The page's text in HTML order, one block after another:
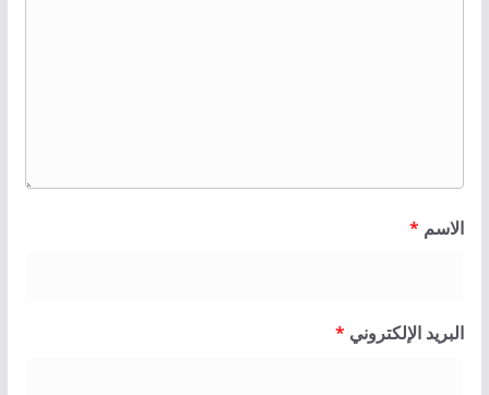
الاسم *
البريد الإلكتروني *